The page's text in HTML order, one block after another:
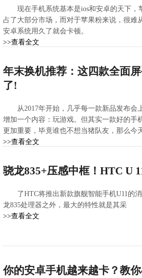
现在手机系统基本是ios和安卓的天下，
占了大部分市场，而对于苹果粉来说，很难
安卓系统用久了就会卡顿。
>>查看全文
年末换机推荐：这四款全面
了!
从2017年开始，几乎每一款新品发布会
增加一个内容：玩游戏。但其实一款好的手
更加重要，毕竟谁也不想当猪队友，那么今
>>查看全文
骁龙835+压感中框！HTC U
了HTC将推出新款旗舰智能手机U11的
龙835处理器之外，最大的特性就是其采
>>查看全文
你的安卓手机越来越卡？教